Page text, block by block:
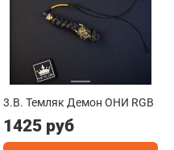
3.B. Темляк Демон ОНИ RGB
1425 руб